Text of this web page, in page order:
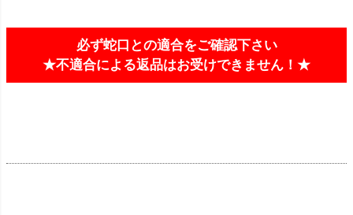
必ず蛇口との適合をご確認下さい
★不適合による返品はお受けできません！★